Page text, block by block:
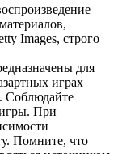
Images, строго
для
играх
Соблюдайте
При
Помните, что